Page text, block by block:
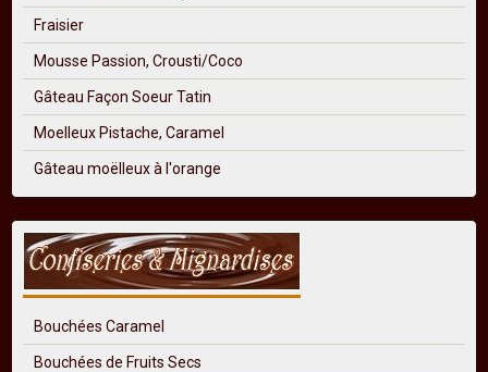
Fraisier
Mousse Passion, Crousti/Coco
Gâteau Façon Soeur Tatin
Moelleux Pistache, Caramel
Gâteau moëlleux à l'orange
Bouchées Caramel
Bouchées de Fruits Secs